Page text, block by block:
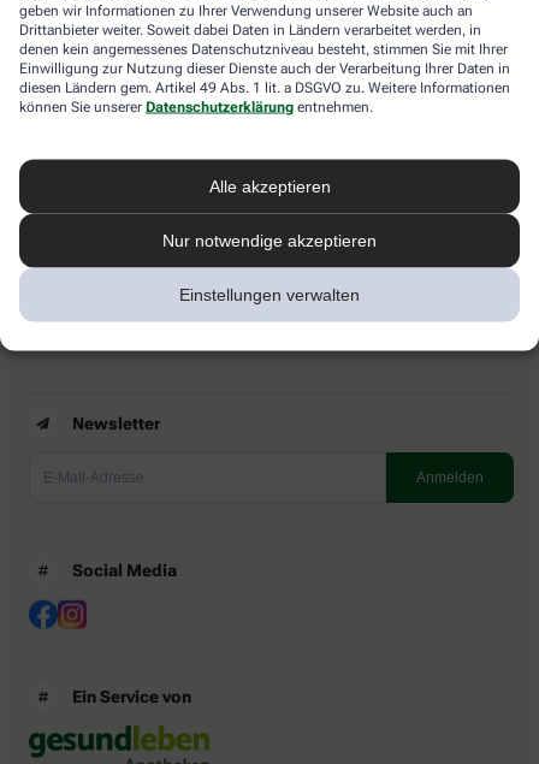
geben wir Informationen zu Ihrer Verwendung unserer Website auch an
Drittanbieter weiter. Soweit dabei Daten in Ländern verarbeitet werden, in
denen kein angemessenes Datenschutzniveau besteht, stimmen Sie mit Ihrer
Einwilligung zur Nutzung dieser Dienste auch der Verarbeitung Ihrer Daten in
diesen Ländern gem. Artikel 49 Abs. 1 lit. a DSGVO zu. Weitere Informationen
können Sie unserer Datenschutzerklärung entnehmen.
Alle akzeptieren
Nur notwendige akzeptieren
Einstellungen verwalten
Abholung in der Apotheke
Botendienstlieferung
apotheke.com Informationen
Newsletter
Barrierefreiheitserklärung
Newsletter
Social Media
Ein Service von